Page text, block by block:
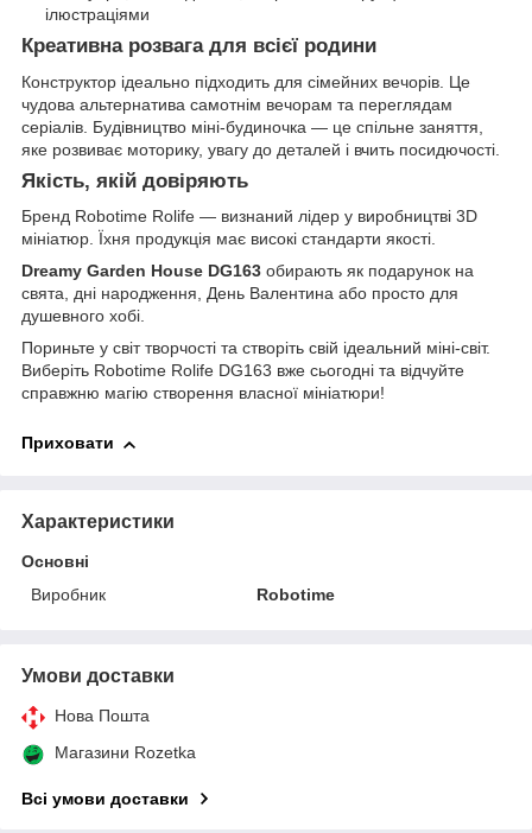
ілюстраціями
Креативна розвага для всієї родини
Конструктор ідеально підходить для сімейних вечорів. Це
чудова альтернатива самотнім вечорам та переглядам
серіалів. Будівництво міні-будиночка — це спільне заняття,
яке розвиває моторику, увагу до деталей і вчить посидючості.
Якість, якій довіряють
Бренд Robotime Rolife — визнаний лідер у виробництві 3D
мініатюр. Їхня продукція має високі стандарти якості.
Dreamy Garden House DG163 обирають як подарунок на
свята, дні народження, День Валентина або просто для
душевного хобі.
Пориньте у світ творчості та створіть свій ідеальний міні-світ.
Виберіть Robotime Rolife DG163 вже сьогодні та відчуйте
справжню магію створення власної мініатюри!
Приховати
Характеристики
Основні
Виробник
Robotime
Умови доставки
Нова Пошта
Магазини Rozetka
Всі умови доставки